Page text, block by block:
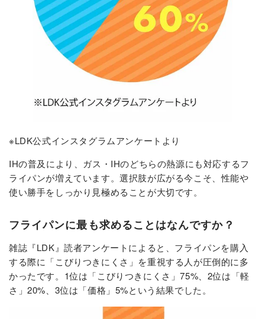
※LDK公式インスタグラムアンケートより
IHの普及により、ガス・IHのどちらの熱源にも対応するフ
ライパンが増えています。選択肢が広がる今こそ、性能や
使い勝手をしっかり見極めることが大切です。
フライパンに最も求めることはなんですか？
雑誌『LDK』読者アンケートによると、フライパンを購入
する際に「こびりつきにくさ」を重視する人が圧倒的に多
かったです。1位は「こびりつきにくさ」75%、2位は「軽
さ」20%、3位は「価格」5%という結果でした。